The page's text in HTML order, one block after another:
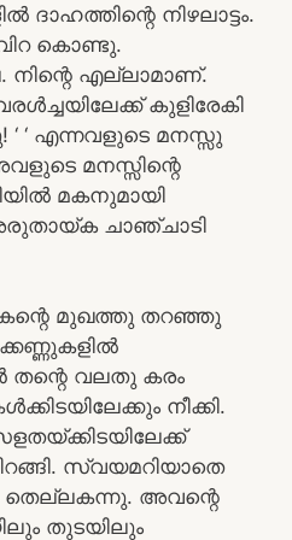
നിഴലാട്ടം.
കൊണ്ടു.
നിന്റെ എല്ലാമാണ്.
കുളിരേകി
‘ എന്നവളുടെ മനസ്സു
മനസ്സിന്റെ
മകനുമായി
ചാഞ്ചാടി
മുഖത്തു തറഞ്ഞു
തന്റെ വലതു കരം
നീക്കി.
സ്വയമറിയാതെ
അവന്റെ
തുടയിലും